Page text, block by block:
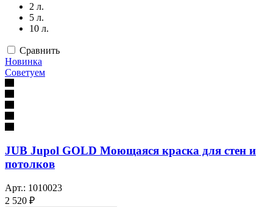
2 л.
5 л.
10 л.
Сравнить
Новинка
Советуем
JUB Jupol GOLD Моющаяся краска для стен и
потолков
Арт.: 1010023
2 520 ₽